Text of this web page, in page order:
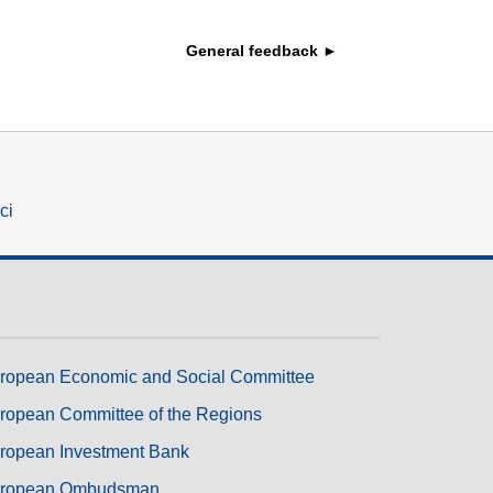
General feedback ►
Economic and Social Committee
Committee of the Regions
Investment Bank